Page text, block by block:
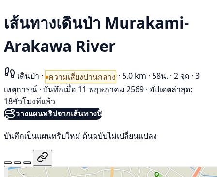
เส้นทางเดินป่า Murakami-
Arakawa River
เดินป่า · ความเสี่ยงปานกลาง · 5.0 km · 58น. · 2 จุด · 3
เหตุการณ์ · บันทึกเมื่อ 11 พฤษภาคม 2569 · อัปเดตล่าสุด:
18ชั่วโมงที่แล้ว
วางแผนทริปจากเส้นทางนี้
บันทึกเป็นแผนทริปใหม่ ต้นฉบับไม่เปลี่ยนแปลง